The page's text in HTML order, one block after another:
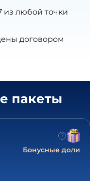
из любой точки
договором
пакеты
Бонусные доли